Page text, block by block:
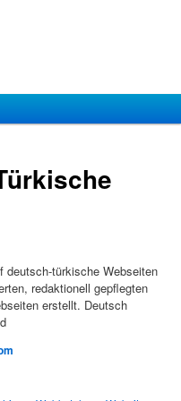
deutsch-türkische Webseiten
redaktionell gepflegten
erstellt. Deutsch